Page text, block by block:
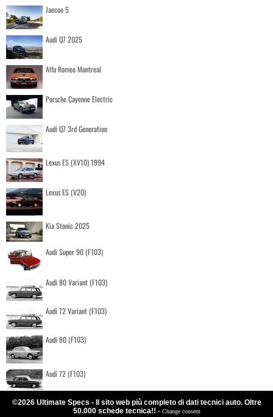
Jaecoo 5
Audi Q7 2025
Alfa Romeo Montreal
Porsche Cayenne Electric
Audi Q7 3rd Generation
Lexus ES (XV10) 1994
Lexus ES (V20)
Kia Stonic 2025
Audi Super 90 (F103)
Audi 80 Variant (F103)
Audi 72 Variant (F103)
Audi 80 (F103)
Audi 72 (F103)
©2026 Ultimate Specs - Il sito web più completo di dati tecnici auto. Oltre
50.000 schede tecnica!! - Change consent